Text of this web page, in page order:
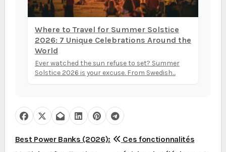
Where to Travel for Summer Solstice
2026: 7 Unique Celebrations Around the
World
Ever watched the sun refuse to set? Summer
Solstice 2026 is your excuse. From Swedish...
N
Best Power Banks (2026):
Ces fonctionnalités